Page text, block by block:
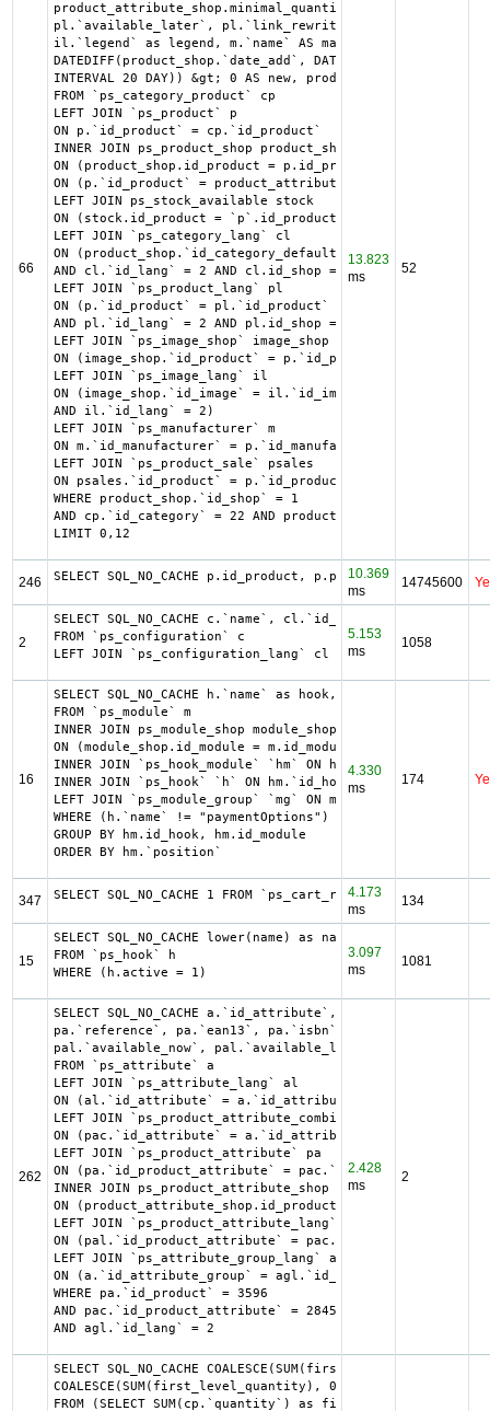
66
product_attribute_shop.minimal_quantity AS
pl.`available_later`, pl.`link_rewrite`,
il.`legend` as legend, m.`name` AS manufacturer_name,
DATEDIFF(product_shop.`date_add`, DATE_SUB("2026-08-08
INTERVAL 20 DAY)) &gt; 0 AS new, product_shop.price
FROM `ps_category_product` cp
LEFT JOIN `ps_product` p
ON p.`id_product` = cp.`id_product`
INNER JOIN ps_product_shop product_shop
ON (product_shop.id_product = p.id_product AND
ON (p.`id_product` = product_attribute_shop.`id_product`
LEFT JOIN ps_stock_available stock
ON (stock.id_product = `p`.id_product AND
LEFT JOIN `ps_category_lang` cl
ON (product_shop.`id_category_default` = cl.`id_category`
AND cl.`id_lang` = 2 AND cl.id_shop = 1 )
LEFT JOIN `ps_product_lang` pl
ON (p.`id_product` = pl.`id_product`
AND pl.`id_lang` = 2 AND pl.id_shop = 1 )
LEFT JOIN `ps_image_shop` image_shop
ON (image_shop.`id_product` = p.`id_product` AND
LEFT JOIN `ps_image_lang` il
ON (image_shop.`id_image` = il.`id_image`
AND il.`id_lang` = 2)
LEFT JOIN `ps_manufacturer` m
ON m.`id_manufacturer` = p.`id_manufacturer`
LEFT JOIN `ps_product_sale` psales
ON psales.`id_product` = p.`id_product`
WHERE product_shop.`id_shop` = 1
AND cp.`id_category` = 22 AND product_shop.`active` =
LIMIT 0,12
13.823
ms
52
246 SELECT SQL_NO_CACHE p.id_product, p.price,
10.369
ms
14745600
2
SELECT SQL_NO_CACHE c.`name`, cl.`id_lang`,
FROM `ps_configuration` c
LEFT JOIN `ps_configuration_lang` cl ON
5.153
ms
1058
16
SELECT SQL_NO_CACHE h.`name` as hook, m.`id_module`,
FROM `ps_module` m
INNER JOIN ps_module_shop module_shop
ON (module_shop.id_module = m.id_module AND
INNER JOIN `ps_hook_module` `hm` ON hm.`id_module` =
INNER JOIN `ps_hook` `h` ON hm.`id_hook` = h.`id_hook`
LEFT JOIN `ps_module_group` `mg` ON mg.`id_module` =
WHERE (h.`name` != "paymentOptions") AND
GROUP BY hm.id_hook, hm.id_module
ORDER BY hm.`position`
4.330
ms
174
347 SELECT SQL_NO_CACHE 1 FROM `ps_cart_rule`
4.173
ms
134
15
SELECT SQL_NO_CACHE lower(name) as name
FROM `ps_hook` h
WHERE (h.active = 1)
3.097
ms
1081
262
SELECT SQL_NO_CACHE a.`id_attribute`,
pa.`reference`, pa.`ean13`, pa.`isbn`, pa.`upc`,
pal.`available_now`, pal.`available_later`
FROM `ps_attribute` a
LEFT JOIN `ps_attribute_lang` al
ON (al.`id_attribute` = a.`id_attribute` AND
LEFT JOIN `ps_product_attribute_combination` pac
ON (pac.`id_attribute` = a.`id_attribute`)
LEFT JOIN `ps_product_attribute` pa
ON (pa.`id_product_attribute` =
INNER JOIN ps_product_attribute_shop
ON (product_attribute_shop.id_product_attribute =
LEFT JOIN `ps_product_attribute_lang` pal
ON (pal.`id_product_attribute` =
LEFT JOIN `ps_attribute_group_lang` agl
ON (a.`id_attribute_group` = agl.`id_attribute_group`
WHERE pa.`id_product` = 3596
AND pac.`id_product_attribute` = 28456
AND agl.`id_lang` = 2
2.428
ms
2
SELECT SQL_NO_CACHE
COALESCE(SUM(first_level_quantity), 0) as quantity
FROM (SELECT SUM(cp.`quantity`) as